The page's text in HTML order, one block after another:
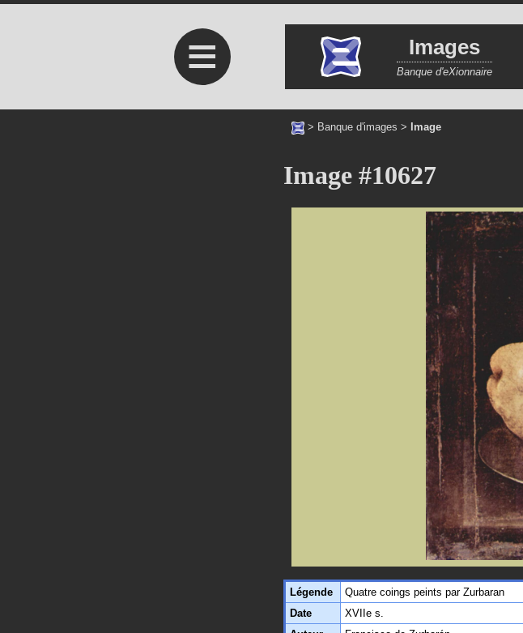
≡ Images
Banque d'eXionnaire
> Banque d'images > Image
Image #10627
Légende
Quatre coings peints par Zurbaran
Date
XVIIe s.